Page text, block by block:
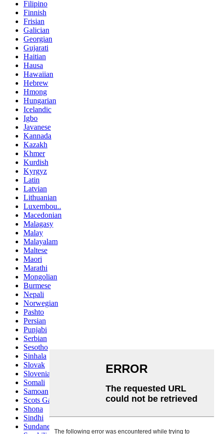
Filipino
Finnish
Frisian
Galician
Georgian
Gujarati
Haitian
Hausa
Hawaiian
Hebrew
Hmong
Hungarian
Icelandic
Igbo
Javanese
Kannada
Kazakh
Khmer
Kurdish
Kyrgyz
Latin
Latvian
Lithuanian
Luxembou..
Macedonian
Malagasy
Malay
Malayalam
Maltese
Maori
Marathi
Mongolian
Burmese
Nepali
Norwegian
Pashto
Persian
Punjabi
Serbian
Sesotho
Sinhala
Slovak
Slovenian
Somali
Samoan
Scots Gaelic
Shona
Sindhi
Sundanese